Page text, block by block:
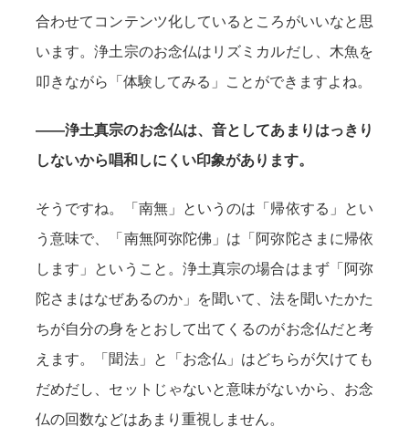
合わせてコンテンツ化しているところがいいなと思
います。浄土宗のお念仏はリズミカルだし、木魚を
叩きながら「体験してみる」ことができますよね。
——浄土真宗のお念仏は、音としてあまりはっきり
しないから唱和しにくい印象があります。
そうですね。「南無」というのは「帰依する」とい
う意味で、「南無阿弥陀佛」は「阿弥陀さまに帰依
します」ということ。浄土真宗の場合はまず「阿弥
陀さまはなぜあるのか」を聞いて、法を聞いたかた
ちが自分の身をとおして出てくるのがお念仏だと考
えます。「聞法」と「お念仏」はどちらが欠けても
だめだし、セットじゃないと意味がないから、お念
仏の回数などはあまり重視しません。